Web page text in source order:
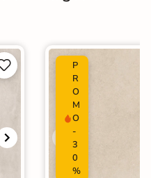
effet béton ciré
grand format et XXL
80x80
Carrelage marron
sol cuisine
|
salon moderne
Carrelage WC
P
R
O
M
O
-
3
0
%